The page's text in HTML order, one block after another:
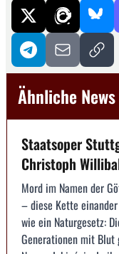
Ähnliche News
Staatsoper
Christoph
Mord im Namen der
– diese Kette
wie ein Naturgesetz:
Generationen mit